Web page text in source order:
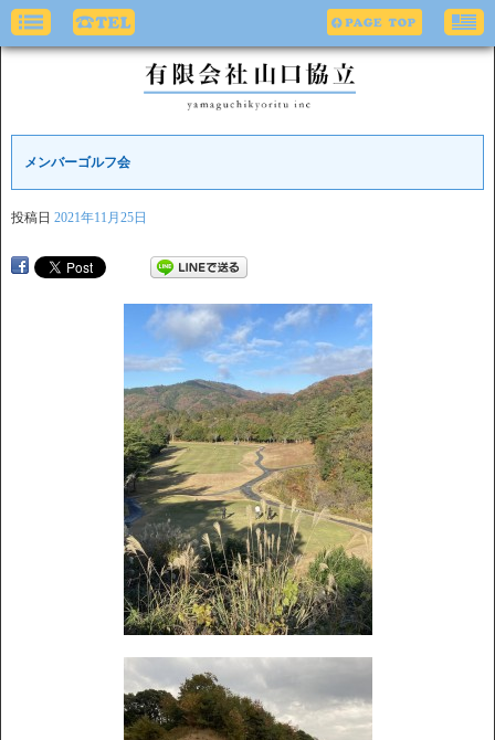
メンバーゴルフ会
投稿日 2021年11月25日